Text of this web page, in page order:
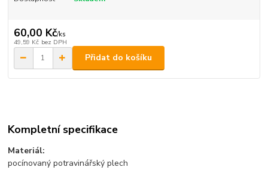
60,00 Kč/ks
49,59 Kč bez DPH
Přidat do košíku
Kompletní specifikace
Materiál:
pocínovaný potravinářský plech